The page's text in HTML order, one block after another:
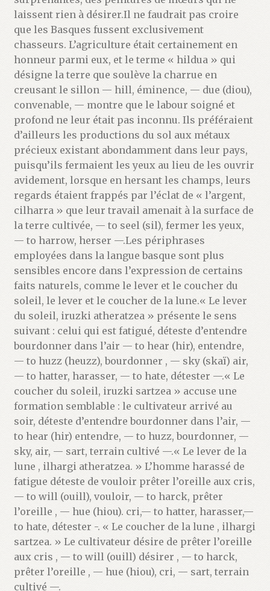
laissent rien à désirer.Il ne faudrait pas croire
que les Basques fussent exclusivement
chasseurs. L’agriculture était certainement en
honneur parmi eux, et le terme « hildua » qui
désigne la terre que soulève la charrue en
creusant le sillon — hill, éminence, — due (diou),
convenable, — montre que le labour soigné et
profond ne leur était pas inconnu. Ils préféraient
d’ailleurs les productions du sol aux métaux
précieux existant abondamment dans leur pays,
puisqu’ils fermaient les yeux au lieu de les ouvrir
avidement, lorsque en hersant les champs, leurs
regards étaient frappés par l’éclat de « l’argent,
cilharra » que leur travail amenait à la surface de
la terre cultivée, — to seel (sil), fermer les yeux,
— to harrow, herser —.Les périphrases
employées dans la langue basque sont plus
sensibles encore dans l’expression de certains
faits naturels, comme le lever et le coucher du
soleil, le lever et le coucher de la lune.« Le lever
du soleil, iruzki atheratzea » présente le sens
suivant : celui qui est fatigué, déteste d’entendre
bourdonner dans l’air — to hear (hir), entendre,
— to huzz (heuzz), bourdonner , — sky (skaï) air,
— to hatter, harasser, — to hate, détester —.« Le
coucher du soleil, iruzki sartzea » accuse une
formation semblable : le cultivateur arrivé au
soir, déteste d’entendre bourdonner dans l’air, —
to hear (hir) entendre, — to huzz, bourdonner, —
sky, air, — sart, terrain cultivé —.« Le lever de la
lune , ilhargi atheratzea. » L’homme harassé de
fatigue déteste de vouloir prêter l’oreille aux cris,
— to will (ouill), vouloir, — to harck, prêter
l’oreille , — hue (hiou). cri,— to hatter, harasser,—
to hate, détester -. « Le coucher de la lune , ilhargi
sartzea. » Le cultivateur désire de prêter l’oreille
aux cris , — to will (ouill) désirer , — to harck,
prêter l’oreille , — hue (hiou), cri, — sart, terrain
cultivé —.